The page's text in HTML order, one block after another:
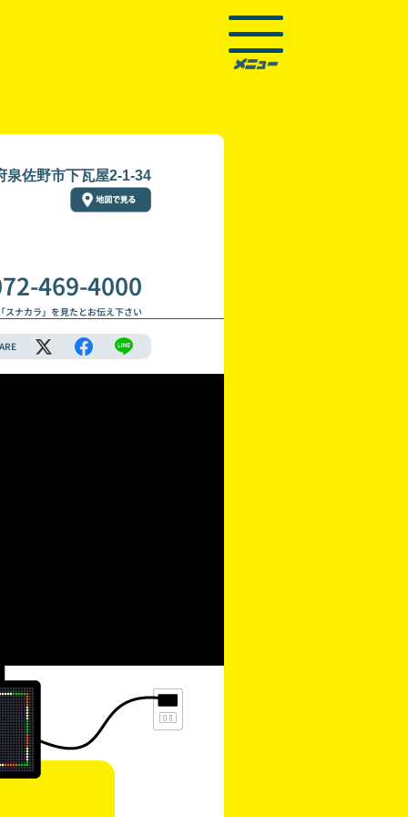
泉佐野市下瓦屋2-1-34
469-4000
スナカラ」を見たとお伝え下さい